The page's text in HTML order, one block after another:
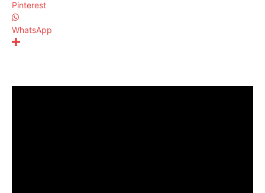
Pinterest
WhatsApp